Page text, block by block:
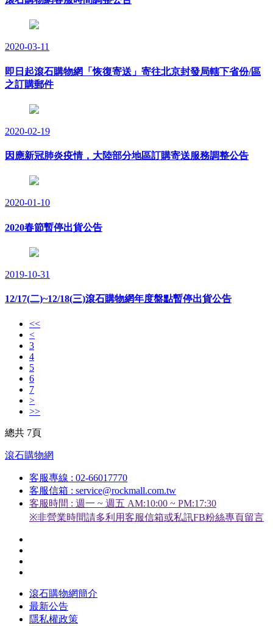
2020-03-11
即日起滾石購物網「恢復寄送」寄往北京封發局轄下省份/區
之訂購郵件
2020-02-19
因應新冠肺炎疫情，大陸部分地區訂購寄送服務調整公告
2020-01-10
2020春節暫停出貨公告
2019-10-31
12/17(二)~12/18(三)滾石購物網年度盤點暫停出貨公告
<<
<
3
4
5
6
7
>
>>
總共 7頁
滾石購物網
客服專線 : 02-66017770
客服信箱 : service@rockmall.com.tw
客服時間 : 週一 ~ 週五 AM:10:00 ~ PM:17:30
※非營業時間請多利用客服信箱或私訊FB粉絲專頁留言
滾石購物網簡介
最新公告
隱私權政策